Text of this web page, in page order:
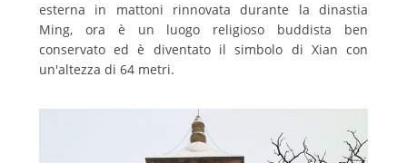
esterna in mattoni rinnovata durante la dinastia
Ming, ora è un luogo religioso buddista ben
conservato ed è diventato il simbolo di Xian con
un'altezza di 64 metri.